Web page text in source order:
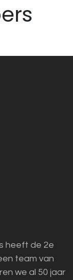
heeft de 2e
team van
we al 50 jaar